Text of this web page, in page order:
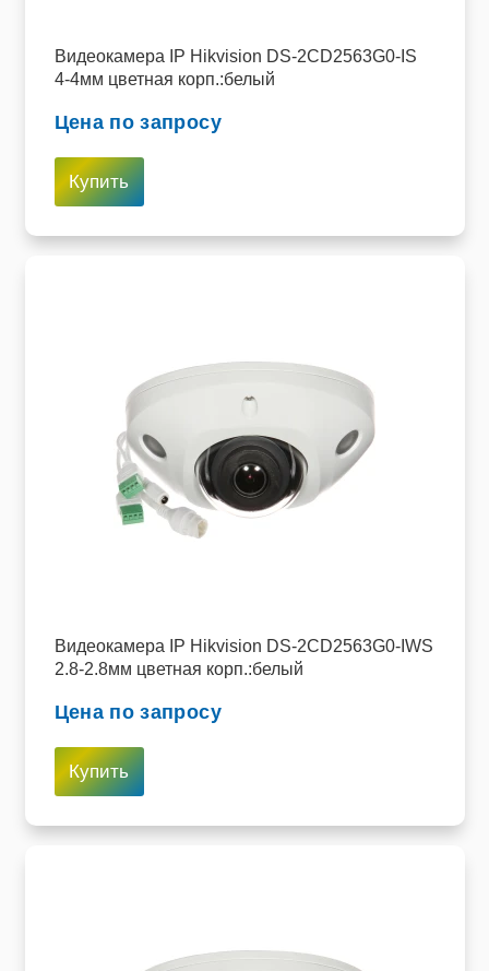
Видеокамера IP Hikvision DS-2CD2563G0-IS
4-4мм цветная корп.:белый
Цена по запросу
Купить
Видеокамера IP Hikvision DS-2CD2563G0-IWS
2.8-2.8мм цветная корп.:белый
Цена по запросу
Купить